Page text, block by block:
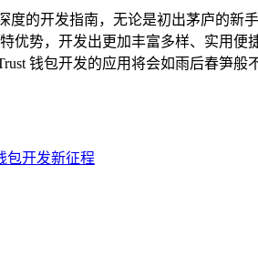
度的开发指南，无论是初出茅庐的
优势，开发出更加丰富多样、实用
钱包开发的应用将会如雨后春笋
包开发新征程